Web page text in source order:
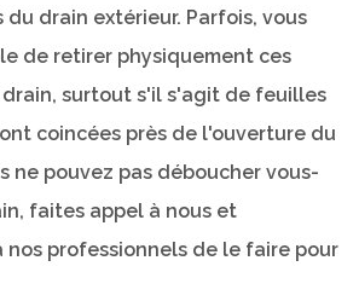
drain extérieur. Parfois, vous
de retirer physiquement ces
surtout s'il s'agit de feuilles
coincées près de l'ouverture du
ne pouvez pas déboucher vous-
faites appel à nous et
nos professionnels de le faire pour